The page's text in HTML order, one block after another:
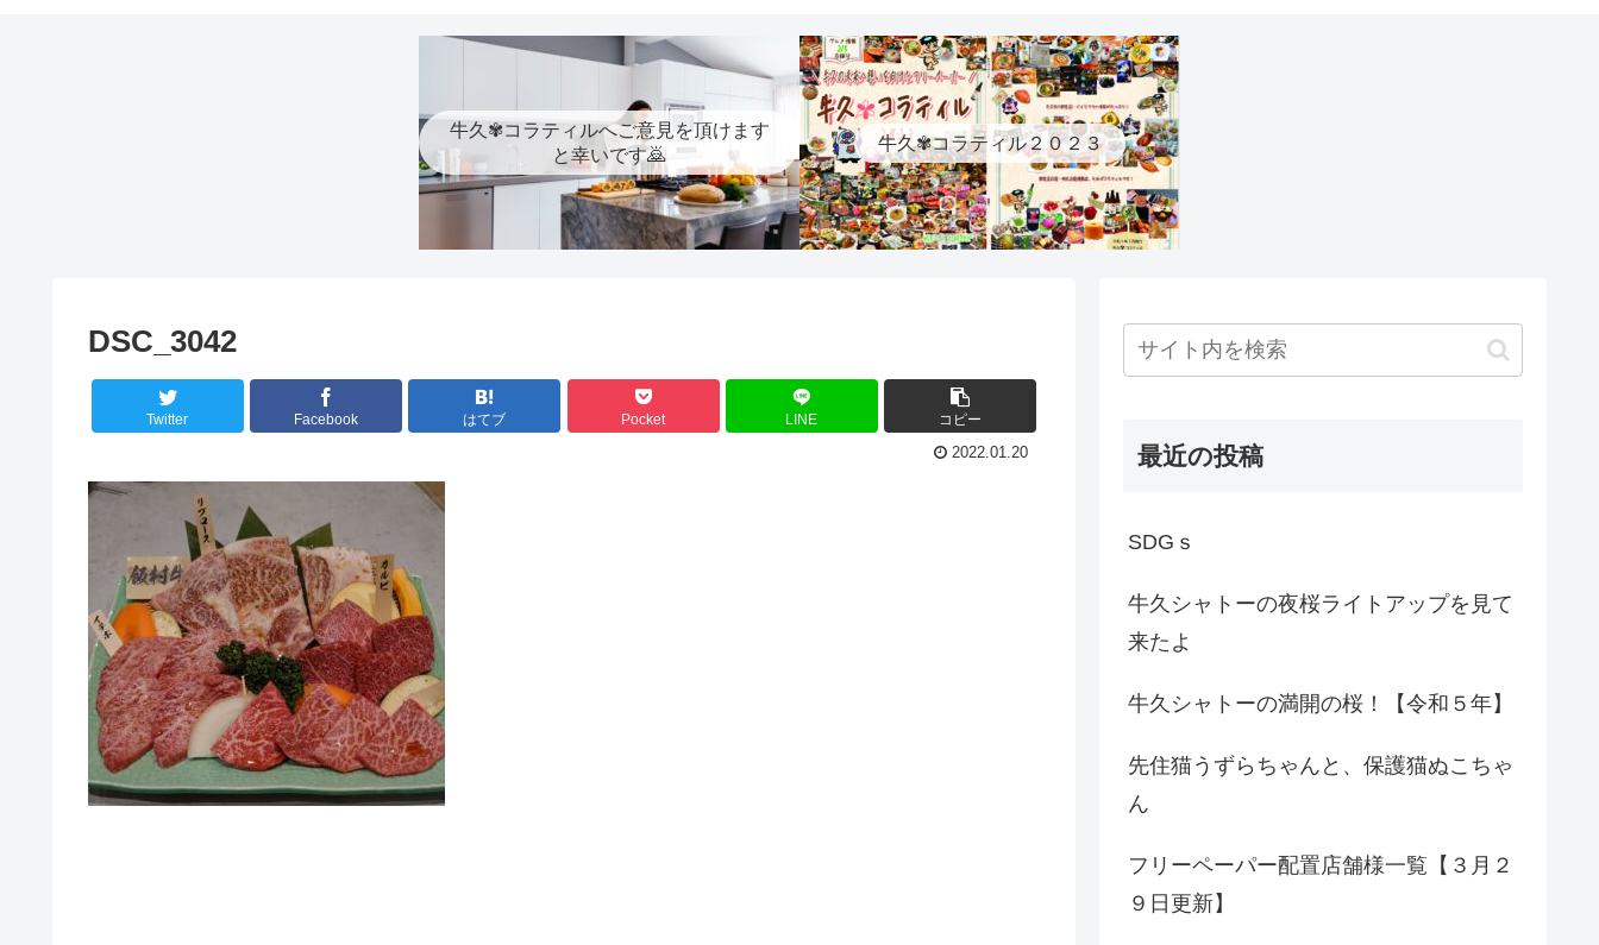
牛久✾コラティルへご意見を頂けます
と幸いです🙇
牛久✾コラティル２０２３
DSC_3042
Twitter Facebook はてブ Pocket LINE コピー
2022.01.20 最近の投稿
SDGｓ
牛久シャトーの夜桜ライトアップを見て
来たよ
牛久シャトーの満開の桜！【令和５年】
先住猫うずらちゃんと、保護猫ぬこちゃ
ん
フリーペーパー配置店舗様一覧【３月２
９日更新】